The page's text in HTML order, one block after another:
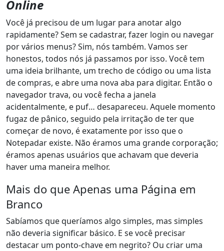
Online
Você já precisou de um lugar para anotar algo
rapidamente? Sem se cadastrar, fazer login ou navegar
por vários menus? Sim, nós também. Vamos ser
honestos, todos nós já passamos por isso. Você tem
uma ideia brilhante, um trecho de código ou uma lista
de compras, e abre uma nova aba para digitar. Então o
navegador trava, ou você fecha a janela
acidentalmente, e puf… desapareceu. Aquele momento
fugaz de pânico, seguido pela irritação de ter que
começar de novo, é exatamente por isso que o
Notepadar existe. Não éramos uma grande corporação;
éramos apenas usuários que achavam que deveria
haver uma maneira melhor.
Mais do que Apenas uma Página em
Branco
Sabíamos que queríamos algo simples, mas simples
não deveria significar básico. E se você precisar
destacar um ponto-chave em negrito? Ou criar uma